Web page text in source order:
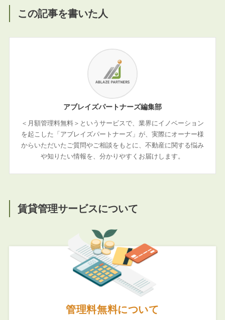
この記事を書いた人
アブレイズパートナーズ編集部
＜月額管理料無料＞というサービスで、業界にイノベーション
を起こした「アブレイズパートナーズ」が、実際にオーナー様
からいただいたご質問やご相談をもとに、不動産に関する悩み
や知りたい情報を、分かりやすくお届けします。
賃貸管理サービスについて
管理料無料について